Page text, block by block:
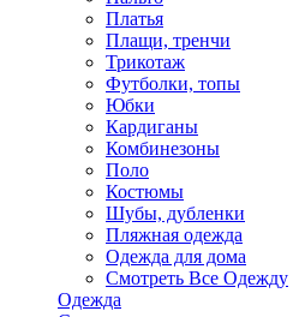
Платья
Плащи, тренчи
Трикотаж
Футболки, топы
Юбки
Кардиганы
Комбинезоны
Поло
Костюмы
Шубы, дубленки
Пляжная одежда
Одежда для дома
Смотреть Все Одежду
Одежда